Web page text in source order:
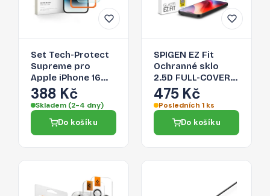
Set Tech-Protect
Supreme pro
Apple iPhone 16
Pro Clear [3 PACK]
388 Kč
Skladem (2-4 dny)
Do košíku
SPIGEN EZ Fit
Ochranné sklo
2.5D FULL-COVER
0.3mm pro iPhone
16 Pro, montážní
rámeček, 1ks
475 Kč
Posledních 1 ks
Do košíku